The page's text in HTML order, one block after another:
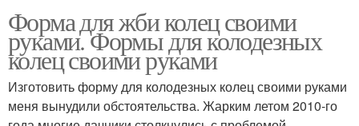
Форма для жби колец своими
руками. Формы для колодезных
колец своими руками
Изготовить форму для колодезных колец своими руками
меня вынудили обстоятельства. Жарким летом 2010-го